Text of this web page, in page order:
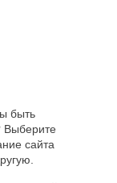
быть
Выберите
сайта